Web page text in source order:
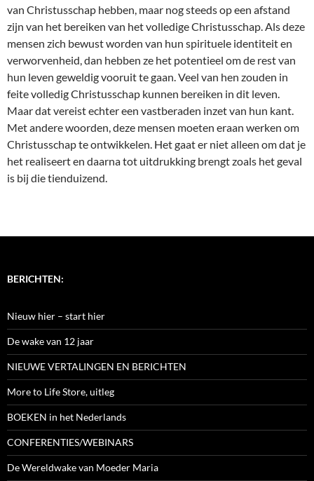
van Christusschap hebben, maar nog steeds op een afstand
zijn van het bereiken van het volledige Christusschap. Als deze
mensen zich bewust worden van hun spirituele identiteit en
verworvenheid, dan hebben ze het potentieel om de rest van
hun leven geweldig vooruit te gaan. Veel van hen zouden in
feite volledig Christusschap kunnen bereiken in dit leven.
Maar dat vereist echter een vastberaden inzet van hun kant.
Met andere woorden, deze mensen moeten eraan werken om
Christusschap te ontwikkelen. Het gaat er niet alleen om dat je
het realiseert en daarna tot uitdrukking brengt zoals het geval
is bij die tienduizend.
BERICHTEN:
Nieuw hier – start hier
De wake van 12 jaar
NIEUWE VERTALINGEN EN BERICHTEN
More to Life Store, uitleg
BOEKEN in het Nederlands
CONFERENTIES/WEBINARS
De Wereldwake van Moeder Maria